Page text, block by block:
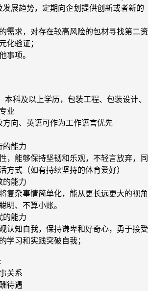
发展趋势，定期向企划提供创新或者新的
需求，对存在较高风险的包材寻找第二资
化验证；
事项。
本科及以上学历，包装工程、包装设计、
业
方向、英语可作为工作语言优先
的能力
，能够保持坚韧和乐观，不轻言放弃，同
方式（如有持续坚持的体育爱好）
的能力
复杂事情简单化，能从更长远更大的视角
明、不算小账。
的能力
认知自我，保持谦卑和好奇心，勇于接受
学习和实践突破自我；
关系
待遇